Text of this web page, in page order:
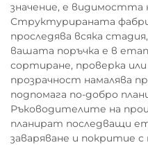
значение, е видимостта
Структурираната
проследява всяка
вашата поръчка е в
сортиране, проверка или
прозрачност намалява
подпомага по-добро
Ръководителите на
планират последващи
заваряване и покритие